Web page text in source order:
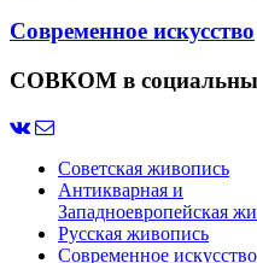
Современное искусство
СОВКОМ в
Советская живопись
Антикварная и
Западноевропейская
Русская живопись
Современное искусство